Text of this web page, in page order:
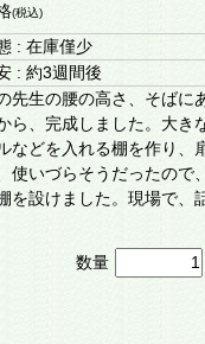
(税込)
: 在庫僅少
: 約3週間後
先生の腰の高さ、そばに
ら、完成しました。大き
などを入れる棚を作り、
使いづらそうだったので
を設けました。現場で、
数量